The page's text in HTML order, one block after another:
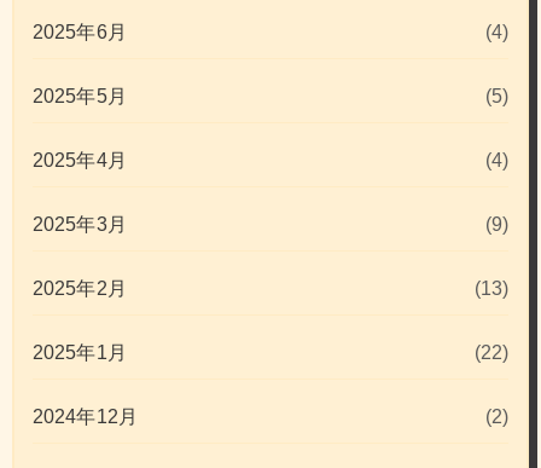
2025年6月 (4)
2025年5月 (5)
2025年4月 (4)
2025年3月 (9)
2025年2月 (13)
2025年1月 (22)
2024年12月 (2)